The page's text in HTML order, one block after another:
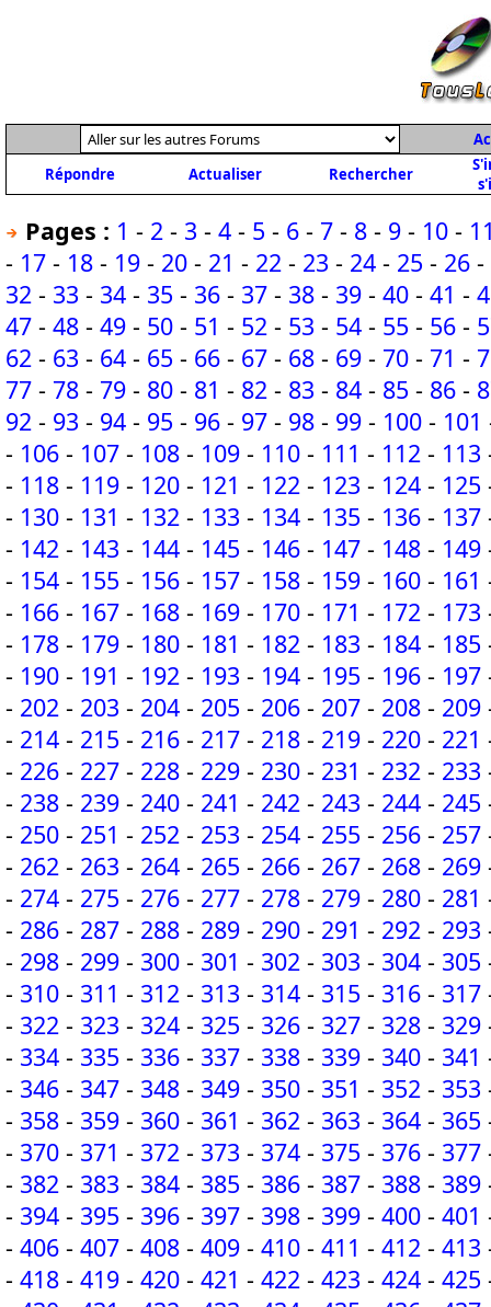
Répondre
Actualiser Rechercher
Pages : 1 - 2 - 3 - 4 - 5 - 6 - 7 - 8 - 9 - 10 -
- 17 - 18 - 19 - 20 - 21 - 22 - 23 - 24 - 25 - 26 -
32 - 33 - 34 - 35 - 36 - 37 - 38 - 39 - 40 - 41 -
47 - 48 - 49 - 50 - 51 - 52 - 53 - 54 - 55 - 56 -
62 - 63 - 64 - 65 - 66 - 67 - 68 - 69 - 70 - 71 -
77 - 78 - 79 - 80 - 81 - 82 - 83 - 84 - 85 - 86 -
92 - 93 - 94 - 95 - 96 - 97 - 98 - 99 - 100 - 101
- 106 - 107 - 108 - 109 - 110 - 111 - 112 - 113
- 118 - 119 - 120 - 121 - 122 - 123 - 124 - 125
- 130 - 131 - 132 - 133 - 134 - 135 - 136 - 137
- 142 - 143 - 144 - 145 - 146 - 147 - 148 - 149
- 154 - 155 - 156 - 157 - 158 - 159 - 160 - 161
- 166 - 167 - 168 - 169 - 170 - 171 - 172 - 173
- 178 - 179 - 180 - 181 - 182 - 183 - 184 - 185
- 190 - 191 - 192 - 193 - 194 - 195 - 196 - 197
- 202 - 203 - 204 - 205 - 206 - 207 - 208 - 209
- 214 - 215 - 216 - 217 - 218 - 219 - 220 - 221
- 226 - 227 - 228 - 229 - 230 - 231 - 232 - 233
- 238 - 239 - 240 - 241 - 242 - 243 - 244 - 245
- 250 - 251 - 252 - 253 - 254 - 255 - 256 - 257
- 262 - 263 - 264 - 265 - 266 - 267 - 268 - 269
- 274 - 275 - 276 - 277 - 278 - 279 - 280 - 281
- 286 - 287 - 288 - 289 - 290 - 291 - 292 - 293
- 298 - 299 - 300 - 301 - 302 - 303 - 304 - 305
- 310 - 311 - 312 - 313 - 314 - 315 - 316 - 317
- 322 - 323 - 324 - 325 - 326 - 327 - 328 - 329
- 334 - 335 - 336 - 337 - 338 - 339 - 340 - 341
- 346 - 347 - 348 - 349 - 350 - 351 - 352 - 353
- 358 - 359 - 360 - 361 - 362 - 363 - 364 - 365
- 370 - 371 - 372 - 373 - 374 - 375 - 376 - 377
- 382 - 383 - 384 - 385 - 386 - 387 - 388 - 389
- 394 - 395 - 396 - 397 - 398 - 399 - 400 - 401
- 406 - 407 - 408 - 409 - 410 - 411 - 412 - 413
- 418 - 419 - 420 - 421 - 422 - 423 - 424 - 425